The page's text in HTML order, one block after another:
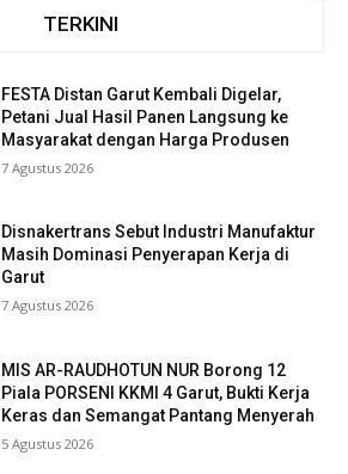
TERKINI
FESTA Distan Garut Kembali Digelar,
Petani Jual Hasil Panen Langsung ke
Masyarakat dengan Harga Produsen
7 Agustus 2026
Disnakertrans Sebut Industri Manufaktur
Masih Dominasi Penyerapan Kerja di
Garut
7 Agustus 2026
MIS AR-RAUDHOTUN NUR Borong 12
Piala PORSENI KKMI 4 Garut, Bukti Kerja
Keras dan Semangat Pantang Menyerah
5 Agustus 2026